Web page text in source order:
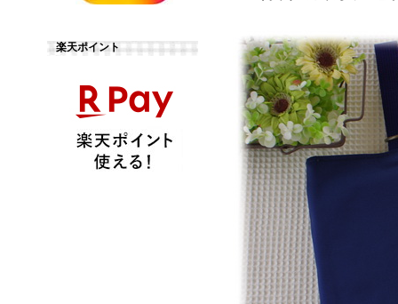
楽天ポイント